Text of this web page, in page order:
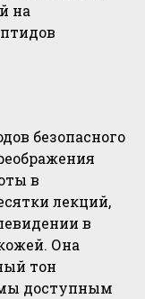
на
безопасного
в
лекций,
в
Она
тон
доступным